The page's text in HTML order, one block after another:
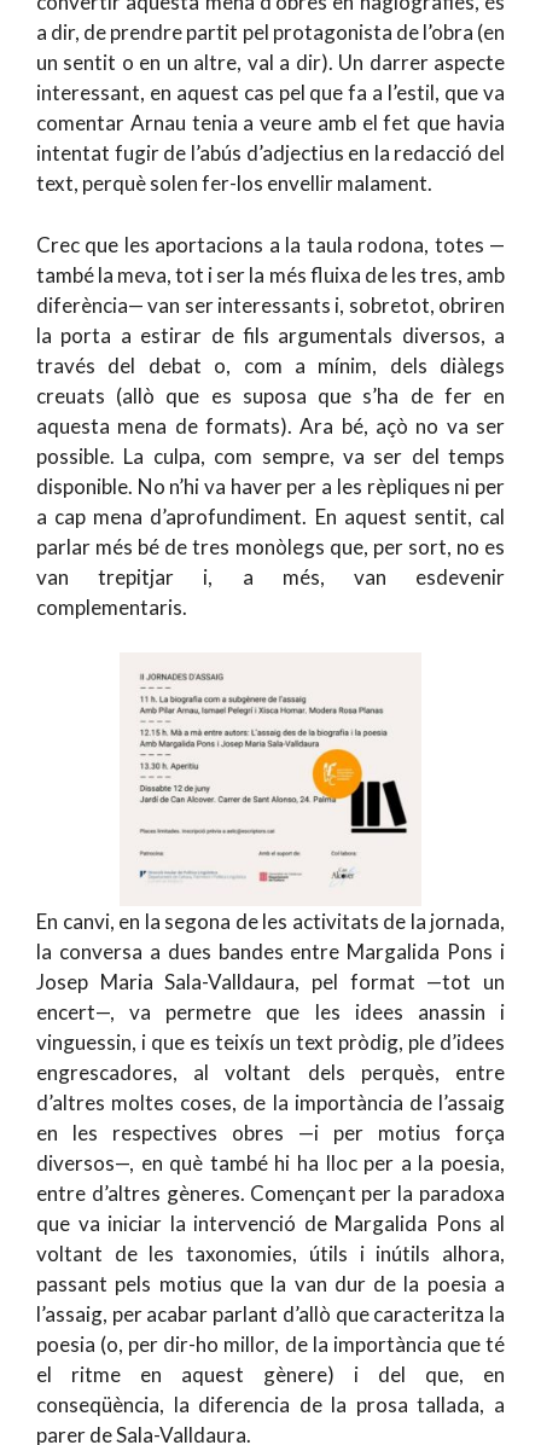
a dir, de prendre partit pel protagonista de l’obra (en
un sentit o en un altre, val a dir). Un darrer aspecte
interessant, en aquest cas pel que fa a l’estil, que va
comentar Arnau tenia a veure amb el fet que havia
intentat fugir de l’abús d’adjectius en la redacció del
text, perquè solen fer-los envellir malament.
Crec que les aportacions a la taula rodona, totes —
també la meva, tot i ser la més fluixa de les tres, amb
diferència— van ser interessants i, sobretot, obriren
la porta a estirar de fils argumentals diversos, a
través del debat o, com a mínim, dels diàlegs
creuats (allò que es suposa que s’ha de fer en
aquesta mena de formats). Ara bé, açò no va ser
possible. La culpa, com sempre, va ser del temps
disponible. No n’hi va haver per a les rèpliques ni per
a cap mena d’aprofundiment. En aquest sentit, cal
parlar més bé de tres monòlegs que, per sort, no es
van trepitjar i, a més, van esdevenir
complementaris.
En canvi, en la segona de les activitats de la jornada,
la conversa a dues bandes entre Margalida Pons i
Josep Maria Sala-Valldaura, pel format —tot un
encert—, va permetre que les idees anassin i
vinguessin, i que es teixís un text pròdig, ple d’idees
engrescadores, al voltant dels perquès, entre
d’altres moltes coses, de la importància de l’assaig
en les respectives obres —i per motius força
diversos—, en què també hi ha lloc per a la poesia,
entre d’altres gèneres. Començant per la paradoxa
que va iniciar la intervenció de Margalida Pons al
voltant de les taxonomies, útils i inútils alhora,
passant pels motius que la van dur de la poesia a
l’assaig, per acabar parlant d’allò que caracteritza la
poesia (o, per dir-ho millor, de la importància que té
el ritme en aquest gènere) i del que, en
conseqüència, la diferencia de la prosa tallada, a
parer de Sala-Valldaura.